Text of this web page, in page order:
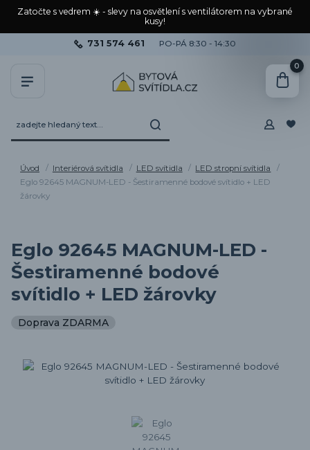
Zatočte s vedrem ☀️ - slevy na osvětlení s ventilátorem na vybrané
kusy!
731 574 461 PO-PÁ 8:30 - 14:30
0
Úvod Interiérová svítidla LED svítidla
LED stropní svítidla
Eglo 92645 MAGNUM-LED - Šestiramenné bodové svítidlo + LED
žárovky
Eglo 92645 MAGNUM-LED -
Šestiramenné bodové
svítidlo + LED žárovky
Doprava ZDARMA